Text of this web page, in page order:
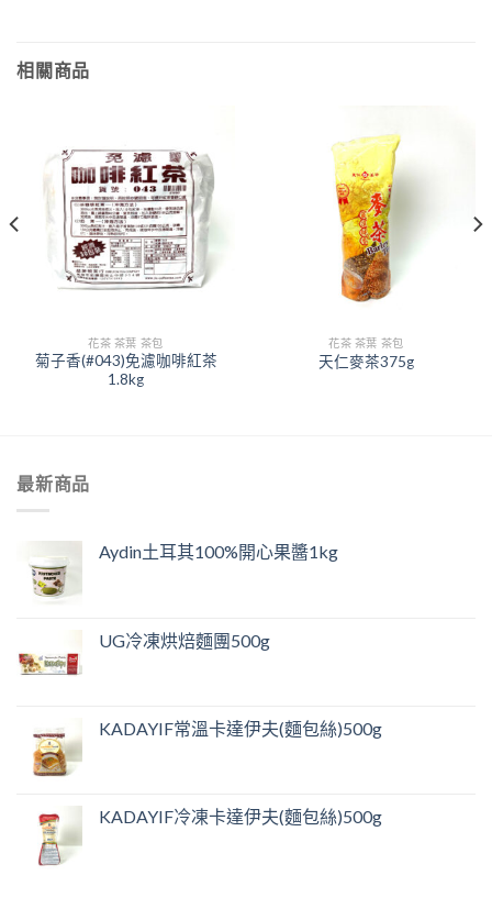
相關商品
花茶 茶葉 茶包
菊子香(#043)免濾咖啡紅茶
1.8kg
花茶 茶葉 茶包
天仁麥茶375g
最新商品
Aydin土耳其100%開心果醬1kg
UG冷凍烘焙麵團500g
KADAYIF常溫卡達伊夫(麵包絲)500g
KADAYIF冷凍卡達伊夫(麵包絲)500g